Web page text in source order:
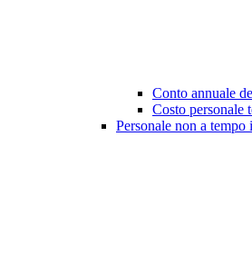
Conto annuale
Costo personale
Personale non a tempo